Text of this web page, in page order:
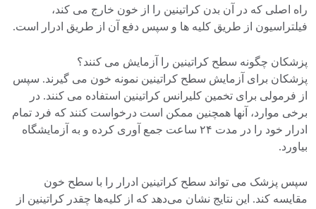
راه اصلی که در آن بدن کراتینین را از خون خارج می کند،
فیلتراسیون از طریق کلیه ها و سپس دفع آن از طریق ادرار است.
پزشکان چگونه سطح کراتینین را آزمایش می کنند؟
پزشکان برای آزمایش سطح کراتینین نمونه خون می گیرند. سپس
از فرمولی برای تخمین کلیرانس کراتینین استفاده می کنند. در
برخی موارد، آنها همچنین ممکن است درخواست کنند که فرد تمام
ادرار خود را در مدت ۲۴ ساعت جمع آوری کرده و به آزمایشگاه
بیاورد.
سپس پزشک می تواند سطح کراتینین ادرار را با سطح خون
مقایسه کند. این نتایج نشان می‌دهد که از کلیه‌ها چقدر کراتینین از